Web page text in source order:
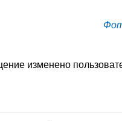
изменено